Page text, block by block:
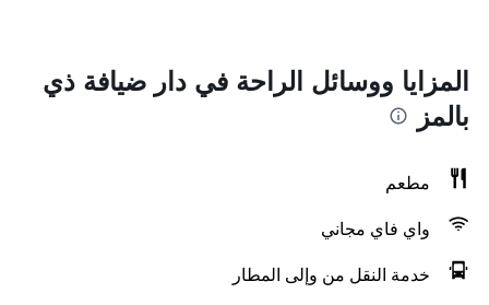
المزايا ووسائل الراحة في دار ضيافة ذي
بالمز
مطعم
واي فاي مجاني
خدمة النقل من وإلى المطار